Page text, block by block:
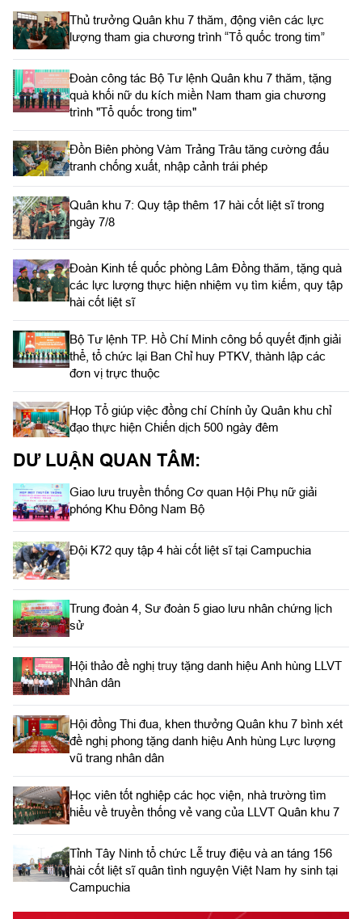
Thủ trưởng Quân khu 7 thăm, động viên các lực
lượng tham gia chương trình “Tổ quốc trong tim”
Đoàn công tác Bộ Tư lệnh Quân khu 7 thăm, tặng
quà khối nữ du kích miền Nam tham gia chương
trình "Tổ quốc trong tim"
Đồn Biên phòng Vàm Trảng Trâu tăng cường đấu
tranh chống xuất, nhập cảnh trái phép
Quân khu 7: Quy tập thêm 17 hài cốt liệt sĩ trong
ngày 7/8
Đoàn Kinh tế quốc phòng Lâm Đồng thăm, tặng quà
các lực lượng thực hiện nhiệm vụ tìm kiếm, quy tập
hài cốt liệt sĩ
Bộ Tư lệnh TP. Hồ Chí Minh công bố quyết định giải
thể, tổ chức lại Ban Chỉ huy PTKV, thành lập các
đơn vị trực thuộc
Họp Tổ giúp việc đồng chí Chính ủy Quân khu chỉ
đạo thực hiện Chiến dịch 500 ngày đêm
DƯ LUẬN QUAN TÂM:
Giao lưu truyền thống Cơ quan Hội Phụ nữ giải
phóng Khu Đông Nam Bộ
Đội K72 quy tập 4 hài cốt liệt sĩ tại Campuchia
Trung đoàn 4, Sư đoàn 5 giao lưu nhân chứng lịch
sử
Hội thảo đề nghị truy tặng danh hiệu Anh hùng LLVT
Nhân dân
Hội đồng Thi đua, khen thưởng Quân khu 7 bình xét
đề nghị phong tặng danh hiệu Anh hùng Lực lượng
vũ trang nhân dân
Học viên tốt nghiệp các học viện, nhà trường tìm
hiểu về truyền thống vẻ vang của LLVT Quân khu 7
​Tỉnh Tây Ninh tổ chức Lễ truy điệu và an táng 156
hài cốt liệt sĩ quân tình nguyện Việt Nam hy sinh tại
Campuchia